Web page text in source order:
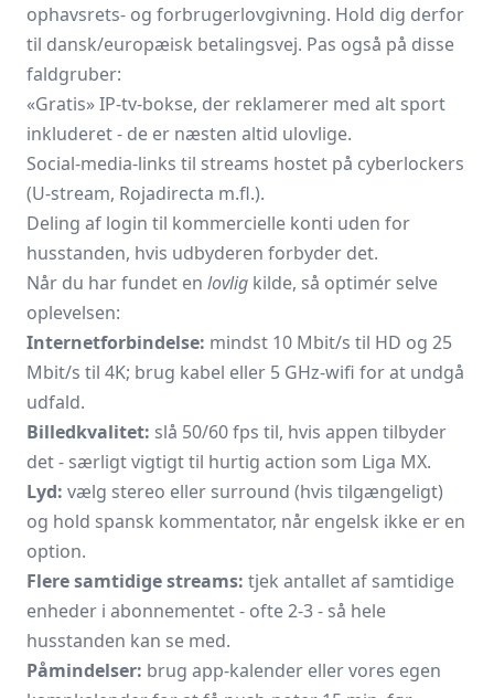
ophavsrets- og forbruger­lovgivning. Hold dig derfor
til dansk/europæisk betalingsvej. Pas også på disse
faldgruber:
«Gratis» IP-tv-bokse, der reklamerer med alt sport
inkluderet - de er næsten altid ulovlige.
Social-media-links til streams hostet på cyberlockers
(U-stream, Rojadirecta m.fl.).
Deling af login til kommercielle konti uden for
husstanden, hvis udbyderen forbyder det.
Når du har fundet en lovlig kilde, så optimér selve
oplevelsen:
Internetforbindelse: mindst 10 Mbit/s til HD og 25
Mbit/s til 4K; brug kabel eller 5 GHz-wifi for at undgå
udfald.
Billedkvalitet: slå 50/60 fps til, hvis appen tilbyder
det - særligt vigtigt til hurtig action som Liga MX.
Lyd: vælg stereo eller surround (hvis tilgængeligt)
og hold spansk kommentator, når engelsk ikke er en
option.
Flere samtidige streams: tjek antallet af samtidige
enheder i abonnementet - ofte 2-3 - så hele
husstanden kan se med.
Påmindelser: brug app-kalender eller vores egen